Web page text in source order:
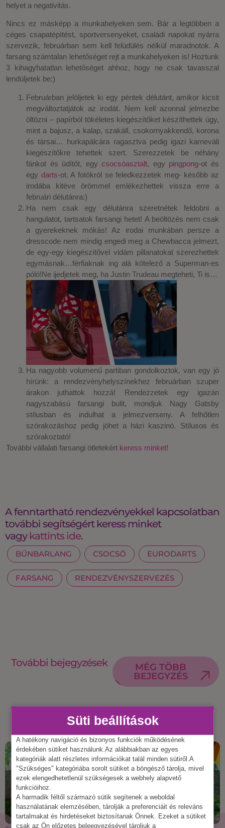
helyet a negativitás.
Nincs ez másképp a munkahelyeken sem. Bár a legtöbben a
céges csapatépítést, sportversenyeket, családi napokat nyárra
szervezik, februárban sem kell felüdülés nélkül maradnotok. A
farsang számtalan lehetőséget rejt a munkahelyeken is! Hoztunk
3 kihagyhatatlan lehetőséget ahhoz, hogy ne csak tavasszal
lendüljetek be:)
Februárban jelöljetek ki egy péntek délutánt, amikor kicsit
megváltoztatjátok az irodát. Nem kell azonnal jelmezbe
öltözni – papírból tökéletes kiegészítőket készíthettek úgy,
mint a bajusz, a kalap, szakáll, csokornyakkendő, korona
és társai… hurkapálcára ragasztva pedig igazi karneváli
kiegészítőkre tehettek szert. Szerezzetek be néhány
fánkot és üdítőt, egycsocsóasztalt, egy pingpong-ot és
egy darts-ot. A fotókról se feledkezzetek meg- később az
irodába kitéve örömmel emlékezhettek vissza erre a
februári délutánra:)
Ha nem csak egy délutánra szeretnétek feldobni a
hangulatot, tartsatok farsangi hetet! A beöltözés nem csak
a gyerekeknek mókás! Az irodai munkában persze a
dresscode nem mindig engedi meg a Chewbacca jelmezt,
de egy-egy kiegészítővel vidám pillanatokat szerezhettek
egymásnak…férfiaknak ing alá kötelező a Superman-es
póló!Ne ijedjetek meg, ha Justin Trudeau megteheti, Ti is…
Ha nagyobb volumenű partiban gondolkoztok, van egy jó
hírünk: a rendezvényhelyszínekhez februárban szuper
árakon juthattok hozzá! Rendezzetek egy igazán
nagyszabású farsangi bulit, mondjuk Nagy Gatsby
stílusban és indulhat a jelmezverseny. A felhőtlen
szórakozáshoz pedig jöhet a házi kaszinó. Stílusos és
szórakoztató!
További vállalati farsangi ötletekért keress minket!
A fenntartható rendezvényekkel kapcsolatban
további segítségért keress minket
vagy kattints ide.
BŰNBARLANG CSOCSÓ EURODARTS
FARSANG RENDEZVÉNYSZERVEZÉS
További bejegyzések
MÉG TÖBB
BEJEGYZÉS
Süti beállítások
A hatékony navigáció és bizonyos funkciók működésének
érdekében sütiket használunk.Az alábbiakban az egyes
kategóriák alatt részletes információkat talál minden sütiről.A
"Szükséges" kategóriába sorolt sütiket a böngésző tárolja, mivel
ezek elengedhetetlenül szükségesek a webhely alapvető
funkcióihoz.
A harmadik féltől származó sütik segítenek a weboldal
használatának elemzésében, tárolják a preferenciáit és releváns
tartalmakat és hirdetéseket biztosítanak Önnek. Ezeket a sütiket
csak az Ön előzetes beleegyezésével tároljuk a